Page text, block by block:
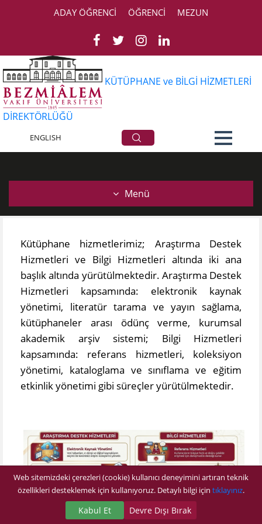
ADAY ÖĞRENCİ ÖĞRENCİ MEZUN
KÜTÜPHANE ve BİLGİ HİZMETLERİ
DİREKTÖRLÜĞÜ
ENGLISH
Menü
​Kütüphane hizmetlerimiz; Araştırma Destek
Hizmetleri ve Bilgi Hizmetleri altında iki ana
başlık altında yürütülmektedir. Araştırma Destek
Hizmetleri kapsamında: elektronik kaynak
yönetimi, literatür tarama ve yayın sağlama,
kütüphaneler arası ödünç verme, kurumsal
akademik arşiv sistemi; Bilgi Hizmetleri
kapsamında: referans hizmetleri, koleksiyon
yönetimi, kataloglama ve sınıflama ve eğitim
etkinlik yönetimi gibi süreçler yürütülmektedir.
Web sitemizdeki çerezleri (cookie) kullanıcı deneyimini artıran teknik
özellikleri desteklemek için kullanıyoruz. Detaylı bilgi için tıklayınız.
Kabul Et Devre Dışı Bırak